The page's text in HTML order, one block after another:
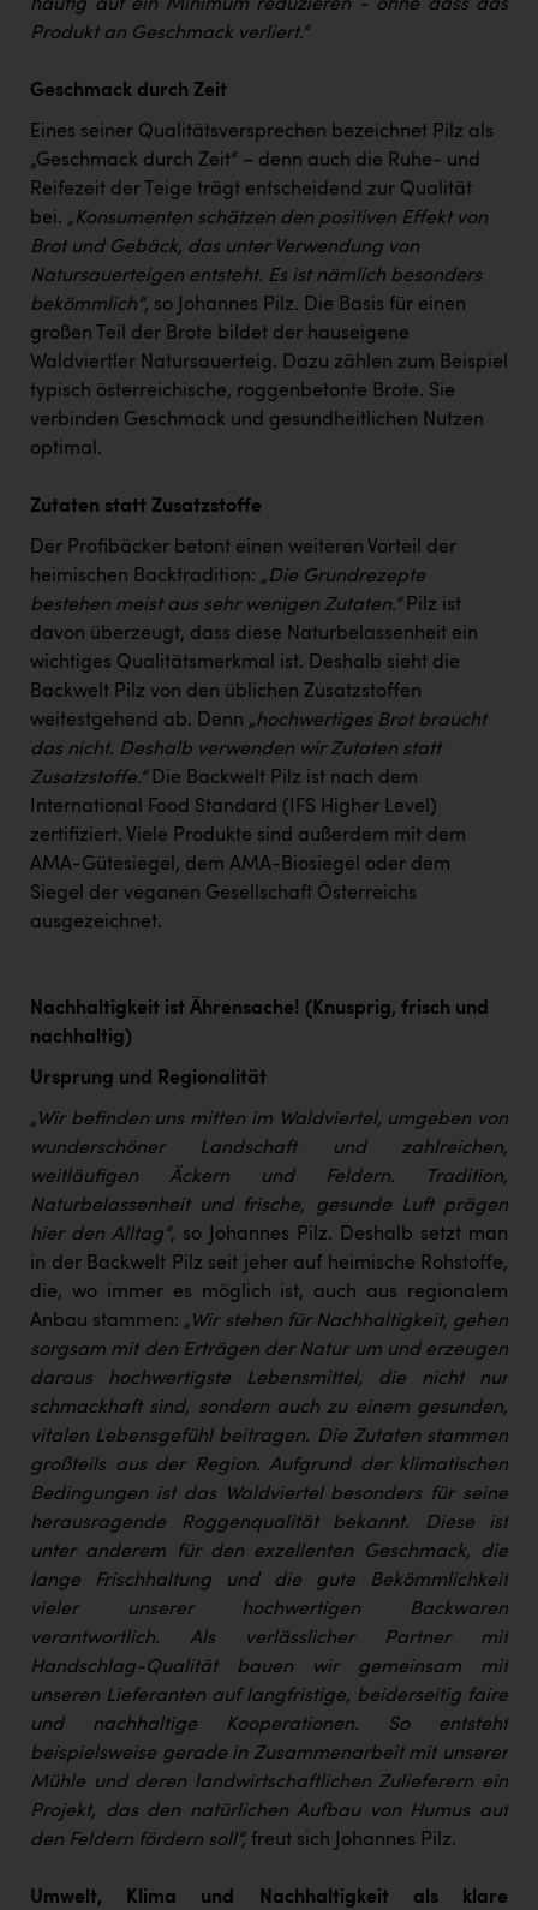
häufig auf ein Minimum reduzieren - ohne dass das
Produkt an Geschmack verliert.“
Geschmack durch Zeit
Eines seiner Qualitätsversprechen bezeichnet Pilz als
„Geschmack durch Zeit“ – denn auch die Ruhe- und
Reifezeit der Teige trägt entscheidend zur Qualität
bei. „Konsumenten schätzen den positiven Effekt von
Brot und Gebäck, das unter Verwendung von
Natursauerteigen entsteht. Es ist nämlich besonders
bekömmlich“, so Johannes Pilz. Die Basis für einen
großen Teil der Brote bildet der hauseigene
Waldviertler Natursauerteig. Dazu zählen zum Beispiel
typisch österreichische, roggenbetonte Brote. Sie
verbinden Geschmack und gesundheitlichen Nutzen
optimal.
Zutaten statt Zusatzstoffe
Der Profibäcker betont einen weiteren Vorteil der
heimischen Backtradition: „Die Grundrezepte
bestehen meist aus sehr wenigen Zutaten.“Pilz ist
davon überzeugt, dass diese Naturbelassenheit ein
wichtiges Qualitätsmerkmal ist. Deshalb sieht die
Backwelt Pilz von den üblichen Zusatzstoffen
weitestgehend ab. Denn „hochwertiges Brot braucht
das nicht. Deshalb verwenden wir Zutaten statt
Zusatzstoffe.“Die Backwelt Pilz ist nach dem
International Food Standard (IFS Higher Level)
zertifiziert. Viele Produkte sind außerdem mit dem
AMA-Gütesiegel, dem AMA-Biosiegel oder dem
Siegel der veganen Gesellschaft Österreichs
ausgezeichnet.
Nachhaltigkeit ist Ährensache! (Knusprig, frisch und
nachhaltig)
Ursprung und Regionalität
„Wir befinden uns mitten im Waldviertel, umgeben von
wunderschöner Landschaft und zahlreichen,
weitläufigen Äckern und Feldern. Tradition,
Naturbelassenheit und frische, gesunde Luft prägen
hier den Alltag“, so Johannes Pilz. Deshalb setzt man
in der Backwelt Pilz seit jeher auf heimische Rohstoffe,
die, wo immer es möglich ist, auch aus regionalem
Anbau stammen: „Wir stehen für Nachhaltigkeit, gehen
sorgsam mit den Erträgen der Natur um und erzeugen
daraus hochwertigste Lebensmittel, die nicht nur
schmackhaft sind, sondern auch zu einem gesunden,
vitalen Lebensgefühl beitragen. Die Zutaten stammen
großteils aus der Region. Aufgrund der klimatischen
Bedingungen ist das Waldviertel besonders für seine
herausragende Roggenqualität bekannt. Diese ist
unter anderem für den exzellenten Geschmack, die
lange Frischhaltung und die gute Bekömmlichkeit
vieler unserer hochwertigen Backwaren
verantwortlich. Als verlässlicher Partner mit
Handschlag-Qualität bauen wir gemeinsam mit
unseren Lieferanten auf langfristige, beiderseitig faire
und nachhaltige Kooperationen. So entsteht
beispielsweise gerade in Zusammenarbeit mit unserer
Mühle und deren landwirtschaftlichen Zulieferern ein
Projekt, das den natürlichen Aufbau von Humus auf
den Feldern fördern soll“, freut sich Johannes Pilz.
Umwelt, Klima und Nachhaltigkeit als klare